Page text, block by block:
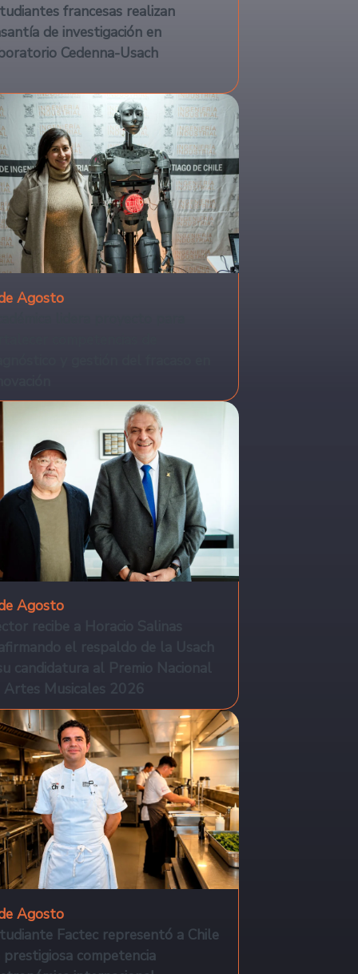
francesas realizan
de investigación en
Cedenna-Usach
Agosto
Agosto
Artes Musicales 2026
Agosto
Factec representó a Chile
prestigiosa competencia